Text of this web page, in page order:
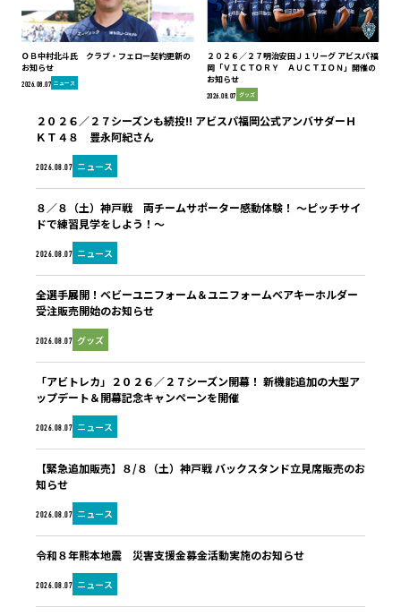
ＯＢ中村北斗氏 クラブ・フェロー契約更新の
お知らせ
2026.08.07 ニュース
２０２６／２７明治安田Ｊ１リーグ アビスパ福
岡「ＶＩＣＴＯＲＹ ＡＵＣＴＩＯＮ」開催の
お知らせ
2026.08.07 グッズ
2026.08.07 ニュース
２０２６／２７シーズンも続投!! アビスパ福岡公式アンバサダーＨ
ＫＴ４８ 豊永阿紀さん
2026.08.07 ニュース
８／８（土）神戸戦 両チームサポーター感動体験！ ～ピッチサイ
ドで練習見学をしよう！～
2026.08.07 グッズ
全選手展開！ベビーユニフォーム＆ユニフォームベアキーホルダー
受注販売開始のお知らせ
2026.08.07 ニュース
「アビトレカ」２０２６／２７シーズン開幕！ 新機能追加の大型ア
ップデート＆開幕記念キャンペーンを開催
2026.08.07 ニュース
【緊急追加販売】８/８（土）神戸戦 バックスタンド立見席販売のお
知らせ
2026.08.07 ニュース
令和８年熊本地震 災害支援金募金活動実施のお知らせ